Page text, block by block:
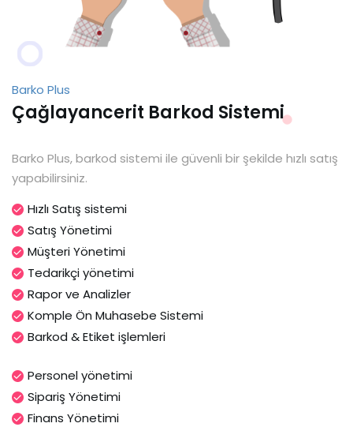
Barko Plus
Çağlayancerit Barkod Sistemi
Barko Plus, barkod sistemi ile güvenli bir şekilde hızlı satış
yapabilirsiniz.
Hızlı Satış sistemi
Satış Yönetimi
Müşteri Yönetimi
Tedarikçi yönetimi
Rapor ve Analizler
Komple Ön Muhasebe Sistemi
Barkod & Etiket işlemleri
Personel yönetimi
Sipariş Yönetimi
Finans Yönetimi